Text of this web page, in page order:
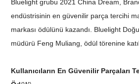
Bluelight grubu 2021 China Dream,
endüstrisinin en güvenilir parça tercihi
markası ödülünü kazandı. Bluelight
müdürü Feng Muliang, ödül törenine
Kullanıcıların En Güvenilir Parçaları